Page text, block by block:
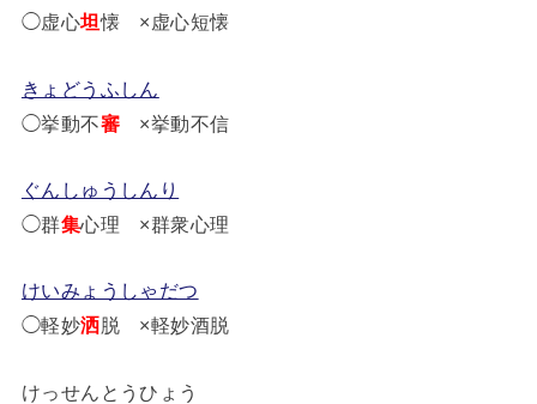
◯虚心坦懐 ×虚心短懐
きょどうふしん
◯挙動不審×挙動不信
ぐんしゅうしんり
◯群集心理 ×群衆心理
けいみょうしゃだつ
◯軽妙洒脱 ×軽妙酒脱
けっせんとうひょう